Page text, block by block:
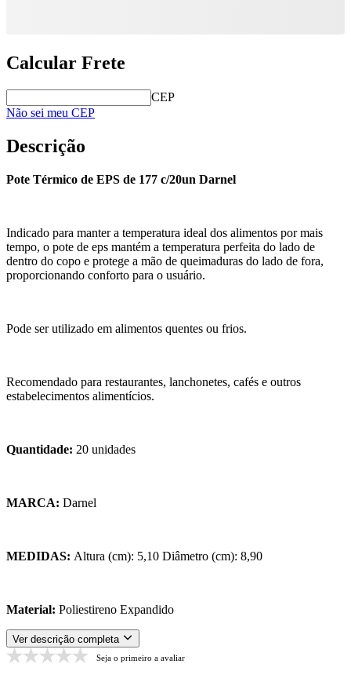
Calcular Frete
CEP
Não sei meu CEP
Descrição
Pote Térmico de EPS de 177 c/20un Darnel
Indicado para manter a temperatura ideal dos alimentos por mais
tempo, o pote de eps mantém a temperatura perfeita do lado de
dentro do copo e protege a mão de queimaduras do lado de fora,
proporcionando conforto para o usuário.
Pode ser utilizado em alimentos quentes ou frios.
Recomendado para restaurantes, lanchonetes, cafés e outros
estabelecimentos alimentícios.
Quantidade: 20 unidades
MARCA: Darnel
MEDIDAS: Altura (cm): 5,10 Diâmetro (cm): 8,90
Material: Poliestireno Expandido
Ver descrição completa
Seja o primeiro a avaliar